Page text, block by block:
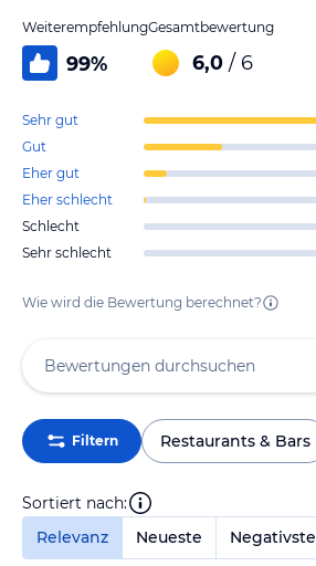
Weiterempfehlung
99%
Gesamtbewertung
6,0 / 6
Sehr gut
Gut
Eher gut
Eher schlecht
Schlecht
Sehr schlecht
Wie wird die Bewertung berechnet?
Filtern Restaurants & Bars
Sortiert nach:
Relevanz
Neueste Negativste